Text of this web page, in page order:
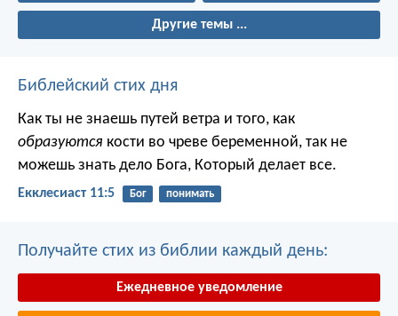
Другие темы ...
Библейский стих дня
Как ты не знаешь путей ветра и того, как
образуются кости во чреве беременной, так не
можешь знать дело Бога, Который делает все.
Екклесиаст 11:5 Бог понимать
Получайте стих из библии каждый день:
Ежедневное уведомление